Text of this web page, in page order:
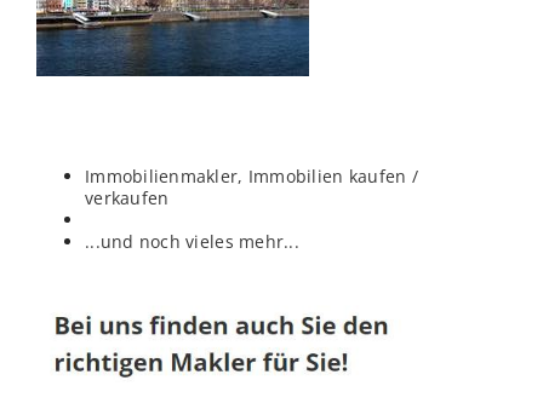
Immobilienmakler, Immobilien kaufen /
verkaufen
...und noch vieles mehr...